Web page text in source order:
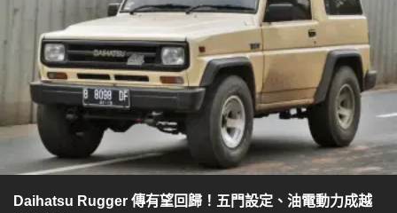
Daihatsu Rugger 傳有望回歸！五門設定、油電動力成越